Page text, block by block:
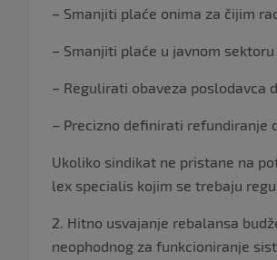
– Smanjiti plaće onima za čijim
– Smanjiti plaće u javnom
– Regulirati obaveza poslodavca
– Precizno definirati refundiranje
Ukoliko sindikat ne pristane na
lex specialis kojim se trebaju
2. Hitno usvajanje rebalansa
neophodnog za funkcioniranje